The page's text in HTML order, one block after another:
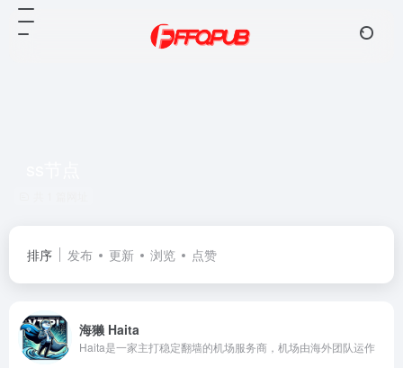
排序 发布 更新 浏览 点赞
海獭 Haita
Haita是一家主打稳定翻墙的机场服务商，机场由海外团队运作